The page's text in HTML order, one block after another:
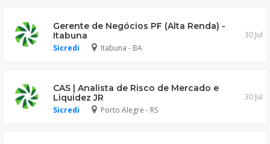
Gerente de Negócios PF (Alta Renda) -
Itabuna
Sicredi Itabuna - BA
30 Jul
CAS | Analista de Risco de Mercado e
Liquidez JR
Sicredi Porto Alegre - RS
30 Jul